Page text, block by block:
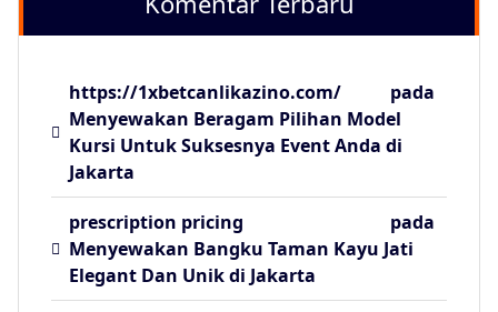
https://1xbetcanlikazino.com/
pada
Menyewakan Beragam Pilihan Model
Kursi Untuk Suksesnya Event Anda di
Jakarta
prescription pricing
pada
Menyewakan Bangku Taman Kayu Jati
Elegant Dan Unik di Jakarta